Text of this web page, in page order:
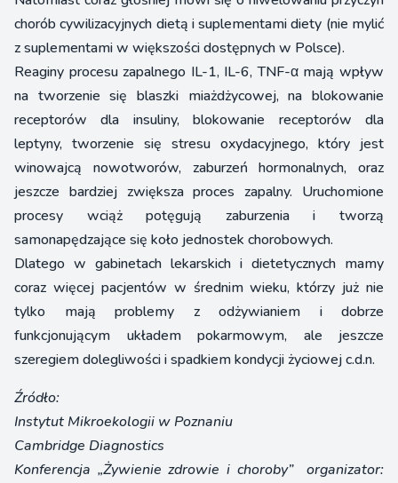
chorób cywilizacyjnych dietą i suplementami diety (nie mylić
z suplementami w większości dostępnych w Polsce).
Reaginy procesu zapalnego IL-1, IL-6, TNF-α mają wpływ
na tworzenie się blaszki miażdżycowej, na blokowanie
receptorów dla insuliny, blokowanie receptorów dla
leptyny, tworzenie się stresu oxydacyjnego, który jest
winowajcą nowotworów, zaburzeń hormonalnych, oraz
jeszcze bardziej zwiększa proces zapalny. Uruchomione
procesy wciąż potęgują zaburzenia i tworzą
samonapędzające się koło jednostek chorobowych.
Dlatego w gabinetach lekarskich i dietetycznych mamy
coraz więcej pacjentów w średnim wieku, którzy już nie
tylko mają problemy z odżywianiem i dobrze
funkcjonującym układem pokarmowym, ale jeszcze
szeregiem dolegliwości i spadkiem kondycji życiowej c.d.n.
Źródło:
Instytut Mikroekologii w Poznaniu
Cambridge Diagnostics
Konferencja „Żywienie zdrowie i choroby” organizator: